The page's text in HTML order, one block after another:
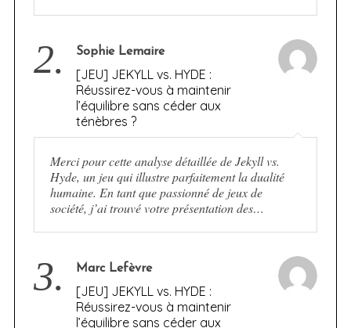
2. Sophie Lemaire
[JEU] JEKYLL vs. HYDE :
Réussirez-vous à maintenir
l’équilibre sans céder aux
ténèbres ?
Merci pour cette analyse détaillée de Jekyll vs.
Hyde, un jeu qui illustre parfaitement la dualité
humaine. En tant que passionné de jeux de
société, j’ai trouvé votre présentation des…
3. Marc Lefèvre
[JEU] JEKYLL vs. HYDE :
Réussirez-vous à maintenir
l’équilibre sans céder aux